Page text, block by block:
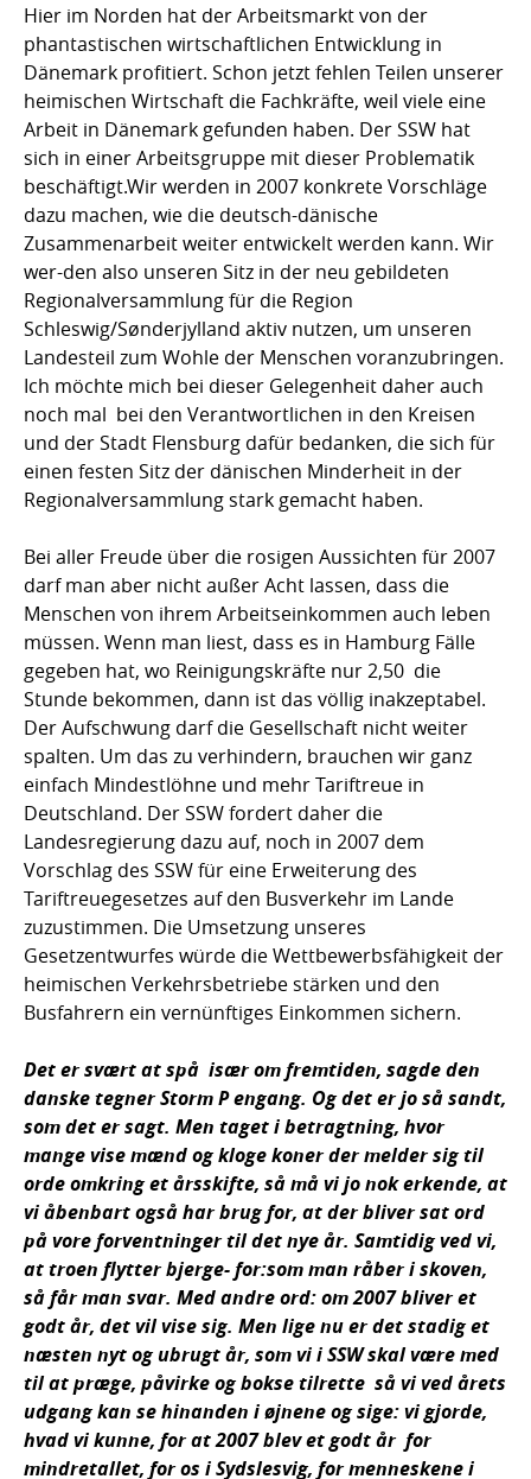
Hier im Norden hat der Arbeitsmarkt von der
phantastischen wirtschaftlichen Entwicklung in
Dänemark profitiert. Schon jetzt fehlen Teilen unserer
heimischen Wirtschaft die Fachkräfte, weil viele eine
Arbeit in Dänemark gefunden haben. Der SSW hat
sich in einer Arbeitsgruppe mit dieser Problematik
beschäftigt.Wir werden in 2007 konkrete Vorschläge
dazu machen, wie die deutsch-dänische
Zusammenarbeit weiter entwickelt werden kann. Wir
wer-den also unseren Sitz in der neu gebildeten
Regionalversammlung für die Region
Schleswig/Sønderjylland aktiv nutzen, um unseren
Landesteil zum Wohle der Menschen voranzubringen.
Ich möchte mich bei dieser Gelegenheit daher auch
noch mal bei den Verantwortlichen in den Kreisen
und der Stadt Flensburg dafür bedanken, die sich für
einen festen Sitz der dänischen Minderheit in der
Regionalversammlung stark gemacht haben.
Bei aller Freude über die rosigen Aussichten für 2007
darf man aber nicht außer Acht lassen, dass die
Menschen von ihrem Arbeitseinkommen auch leben
müssen. Wenn man liest, dass es in Hamburg Fälle
gegeben hat, wo Reinigungskräfte nur 2,50  die
Stunde bekommen, dann ist das völlig inakzeptabel.
Der Aufschwung darf die Gesellschaft nicht weiter
spalten. Um das zu verhindern, brauchen wir ganz
einfach Mindestlöhne und mehr Tariftreue in
Deutschland. Der SSW fordert daher die
Landesregierung dazu auf, noch in 2007 dem
Vorschlag des SSW für eine Erweiterung des
Tariftreuegesetzes auf den Busverkehr im Lande
zuzustimmen. Die Umsetzung unseres
Gesetzentwurfes würde die Wettbewerbsfähigkeit der
heimischen Verkehrsbetriebe stärken und den
Busfahrern ein vernünftiges Einkommen sichern.
Det er svært at spå  især om fremtiden, sagde den
danske tegner Storm P engang. Og det er jo så sandt,
som det er sagt. Men taget i betragtning, hvor
mange vise mænd og kloge koner der melder sig til
orde omkring et årsskifte, så må vi jo nok erkende, at
vi åbenbart også har brug for, at der bliver sat ord
på vore forventninger til det nye år. Samtidig ved vi,
at troen flytter bjerge- for:som man råber i skoven,
så får man svar. Med andre ord: om 2007 bliver et
godt år, det vil vise sig. Men lige nu er det stadig et
næsten nyt og ubrugt år, som vi i SSW skal være med
til at præge, påvirke og bokse tilrette  så vi ved årets
udgang kan se hinanden i øjnene og sige: vi gjorde,
hvad vi kunne, for at 2007 blev et godt år  for
mindretallet, for os i Sydslesvig, for menneskene i